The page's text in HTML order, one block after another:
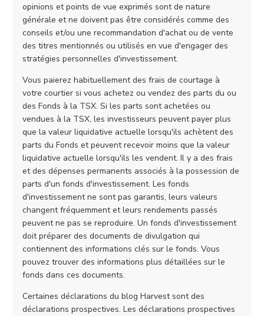
opinions et points de vue exprimés sont de nature
générale et ne doivent pas être considérés comme des
conseils et/ou une recommandation d'achat ou de vente
des titres mentionnés ou utilisés en vue d'engager des
stratégies personnelles d'investissement.
Vous paierez habituellement des frais de courtage à
votre courtier si vous achetez ou vendez des parts du ou
des Fonds à la TSX. Si les parts sont achetées ou
vendues à la TSX, les investisseurs peuvent payer plus
que la valeur liquidative actuelle lorsqu'ils achètent des
parts du Fonds et peuvent recevoir moins que la valeur
liquidative actuelle lorsqu'ils les vendent. Il y a des frais
et des dépenses permanents associés à la possession de
parts d'un fonds d'investissement. Les fonds
d'investissement ne sont pas garantis, leurs valeurs
changent fréquemment et leurs rendements passés
peuvent ne pas se reproduire. Un fonds d'investissement
doit préparer des documents de divulgation qui
contiennent des informations clés sur le fonds. Vous
pouvez trouver des informations plus détaillées sur le
fonds dans ces documents.
Certaines déclarations du blog Harvest sont des
déclarations prospectives. Les déclarations prospectives